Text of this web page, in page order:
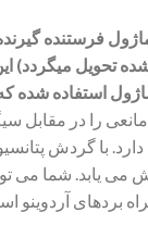
تحویل میگردد)
استفاده شده
دارد. با گردش
یابد. شما می
بردهای آردوینو